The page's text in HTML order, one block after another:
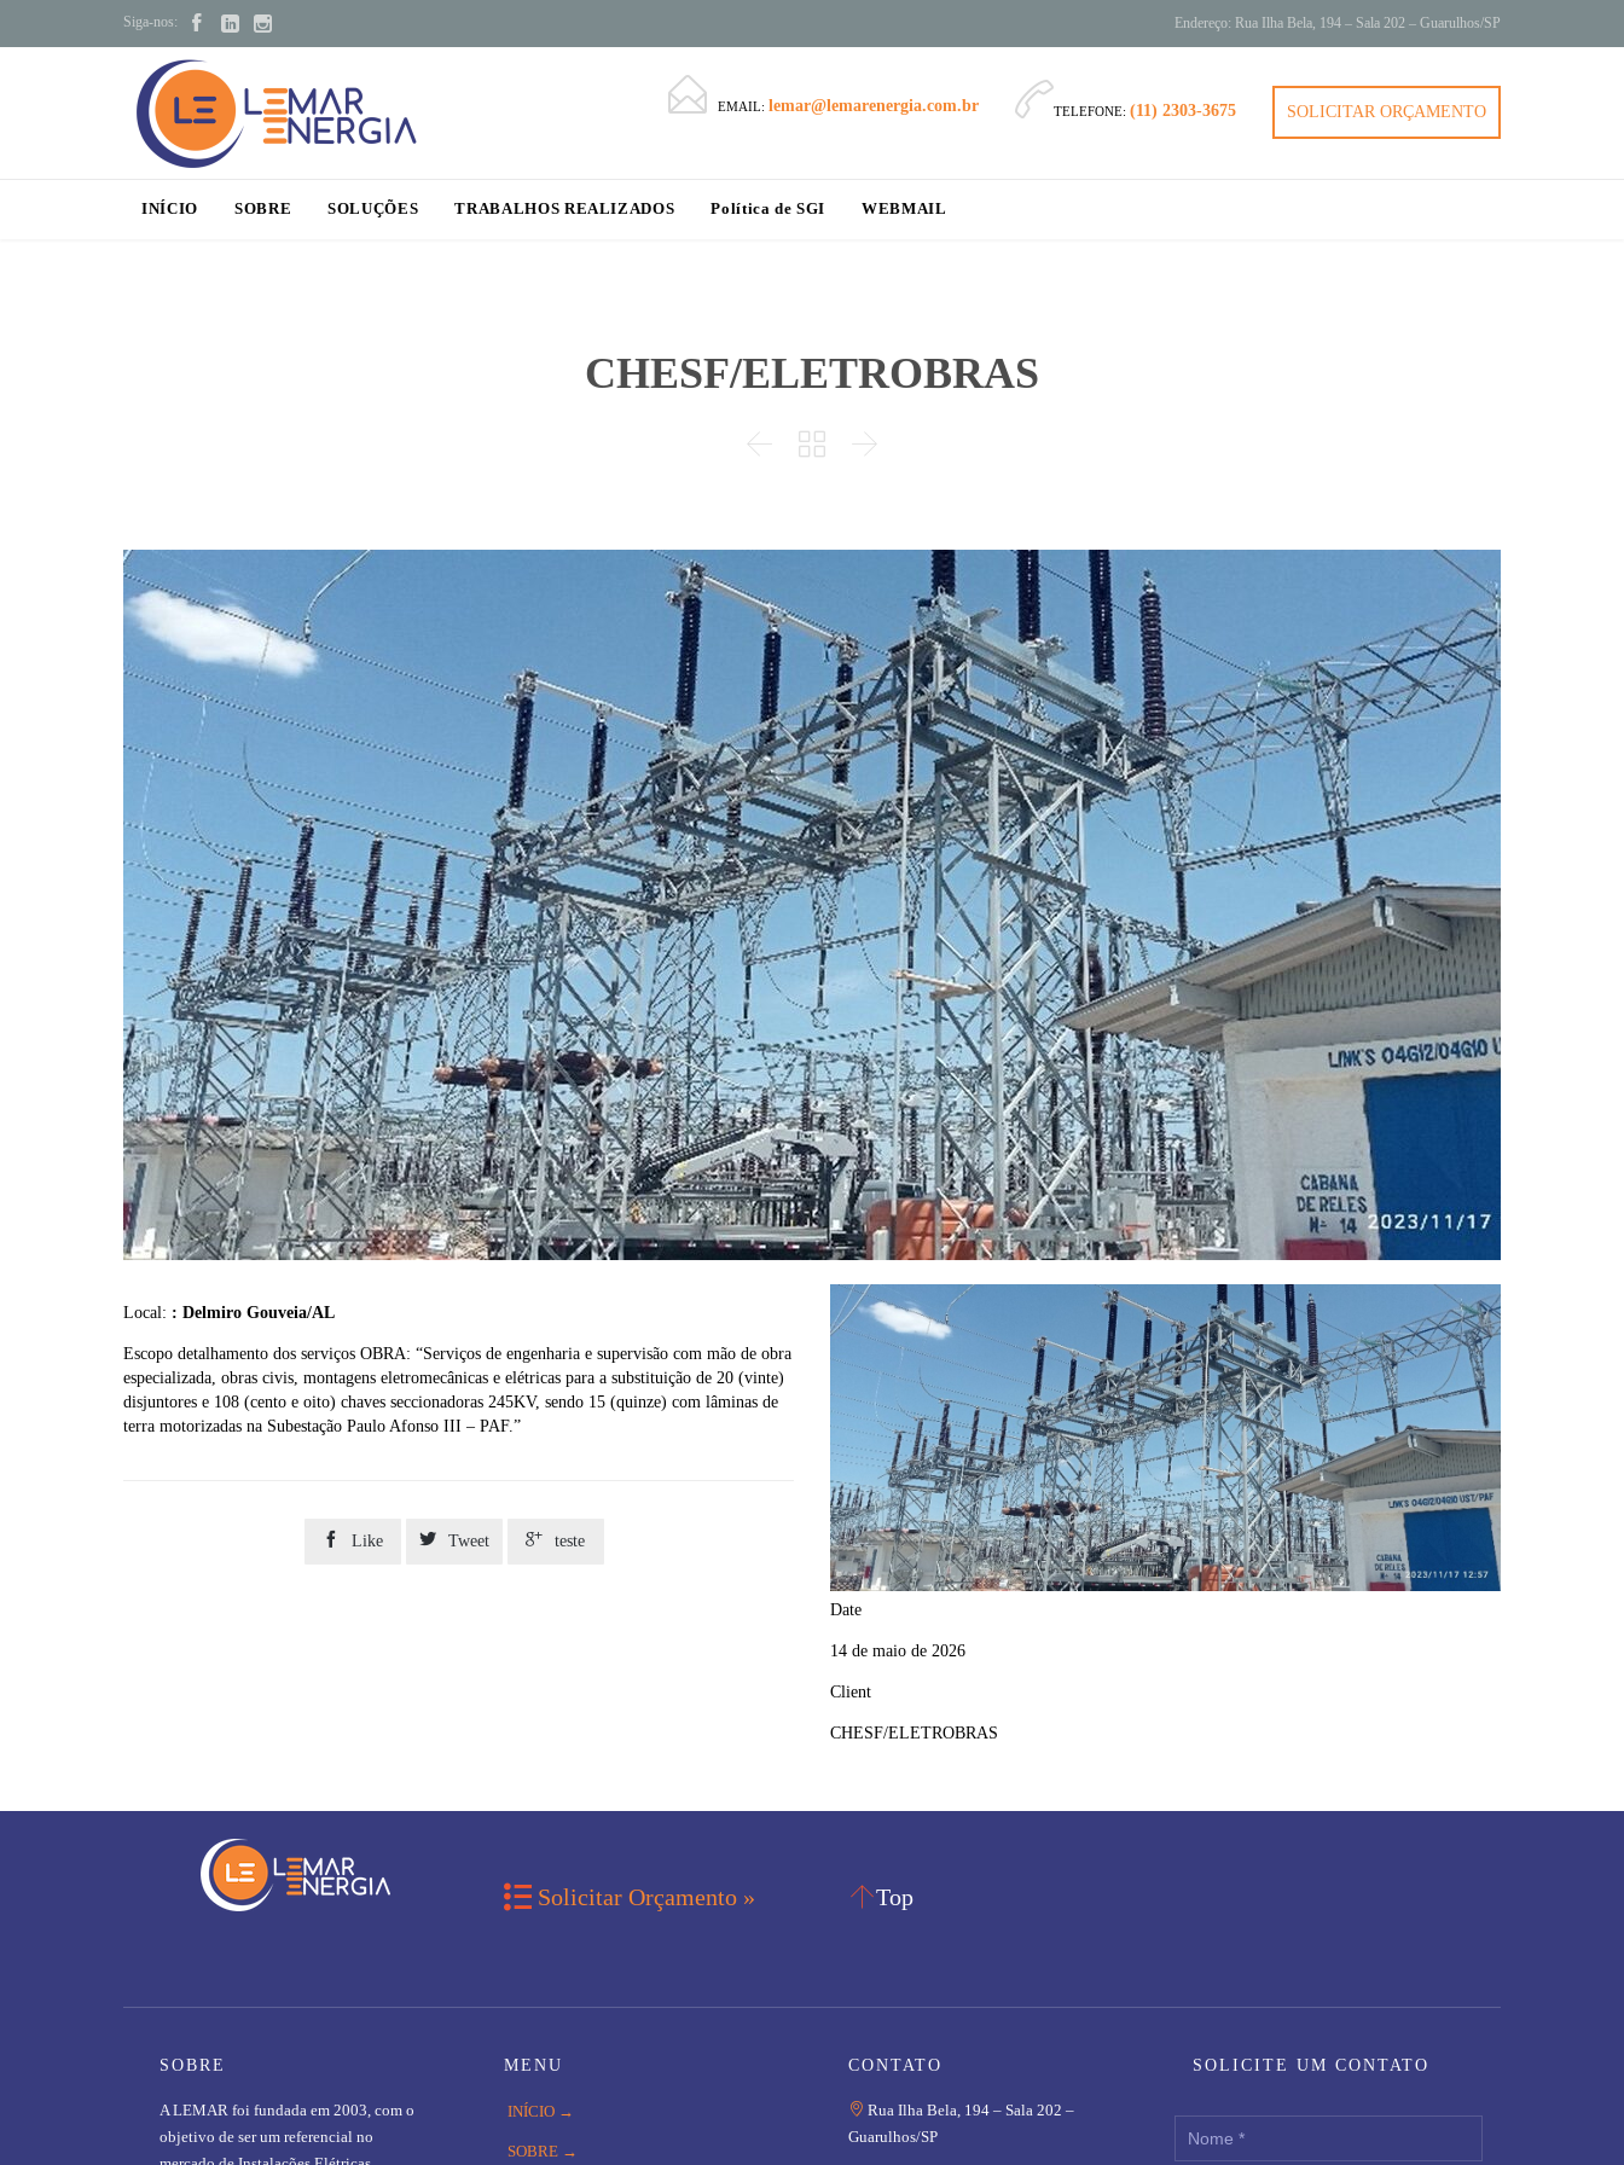
Siga-nos:    Endereço: Rua Ilha Bela, 194 – Sala 202 – Guarulhos/SP
 EMAIL: lemar@lemarenergia.com.br TELEFONE: (11) 2303-3675 SOLICITAR ORÇAMENTO
to
INÍCIO SOBRE SOLUÇÕES TRABALHOS REALIZADOS Política de SGI WEBMAIL
CHESF/ELETROBRAS
  
Local: : Delmiro Gouveia/AL
Escopo detalhamento dos serviços OBRA: “Serviços de engenharia e supervisão com mão de obra
especializada, obras civis, montagens eletromecânicas e elétricas para a substituição de 20 (vinte)
disjuntores e 108 (cento e oito) chaves seccionadoras 245KV, sendo 15 (quinze) com lâminas de
terra motorizadas na Subestação Paulo Afonso III – PAF.”
 Like  Tweet  teste
Date
14 de maio de 2026
Client
CHESF/ELETROBRAS
 Solicitar Orçamento » Top
SOBRE
A LEMAR foi fundada em 2003, com o
objetivo de ser um referencial no
MENU
INÍCIO →
SOBRE →
CONTATO
 Rua Ilha Bela, 194 – Sala 202 –
Guarulhos/SP
SOLICITE UM CONTATO